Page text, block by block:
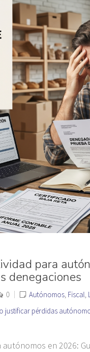
para
denegaciones
0 Autónomos, Fiscal,
justificar pérdidas
en 2026: